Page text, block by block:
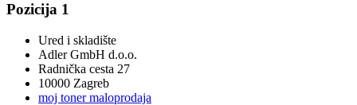
Pozicija 1
Ured i skladište
Adler GmbH d.o.o.
Radnička cesta 27
10000 Zagreb
moj toner maloprodaja